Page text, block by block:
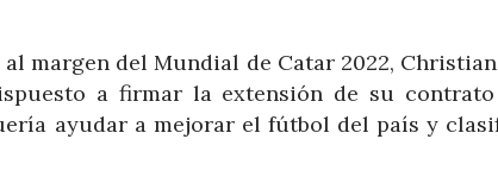
margen del Mundial de Catar 2022,
a firmar la extensión de su
ayudar a mejorar el fútbol del país y